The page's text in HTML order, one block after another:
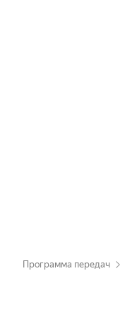
Программа передач